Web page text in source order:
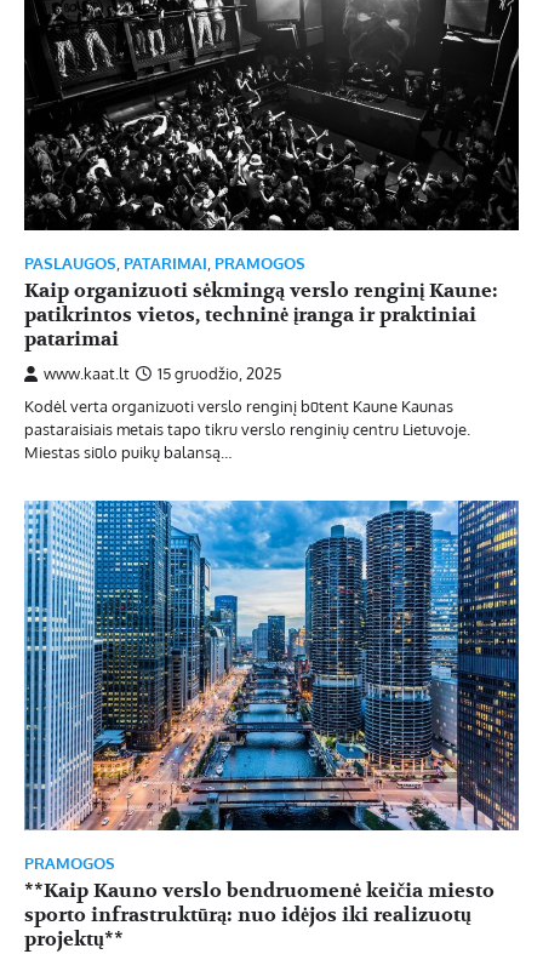
PASLAUGOS, PATARIMAI, PRAMOGOS
Kaip organizuoti sėkmingą verslo renginį Kaune:
patikrintos vietos, techninė įranga ir praktiniai
patarimai
www.kaat.lt
15 gruodžio, 2025
Kodėl verta organizuoti verslo renginį būtent Kaune Kaunas
pastaraisiais metais tapo tikru verslo renginių centru Lietuvoje.
Miestas siūlo puikų balansą…
PRAMOGOS
**Kaip Kauno verslo bendruomenė keičia miesto
sporto infrastruktūrą: nuo idėjos iki realizuotų
projektų**